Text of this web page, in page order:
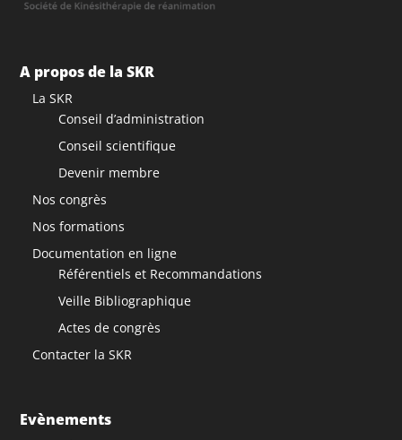
A propos de la SKR
La SKR
Conseil d’administration
Conseil scientifique
Devenir membre
Nos congrès
Nos formations
Documentation en ligne
Référentiels et Recommandations
Veille Bibliographique
Actes de congrès
Contacter la SKR
Evènements